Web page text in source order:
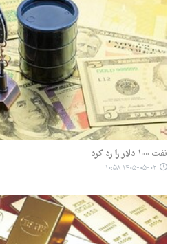
نفت ۱۰۰ دلار را رد کرد
۱۴۰۵-۰۵-۰۲ ۱۰:۵۸